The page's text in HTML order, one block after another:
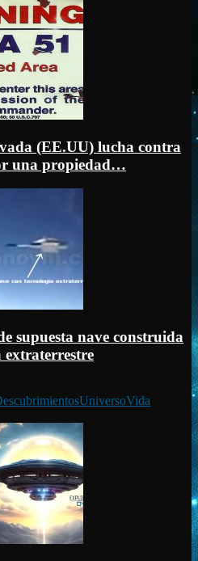
(EE.UU) lucha contra
una propiedad…
supuesta nave construida
extraterrestre
UniversoVida